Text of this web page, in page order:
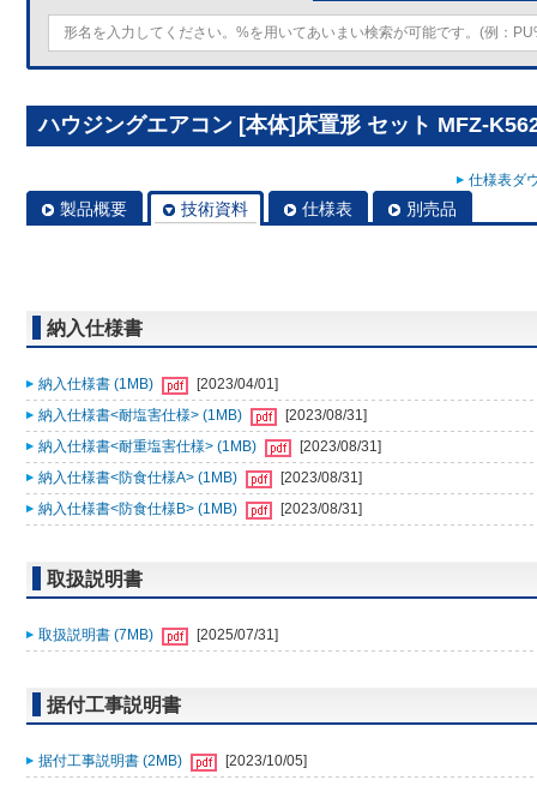
ハウジングエアコン [本体]床置形 セット MFZ-
仕様表ダ
製品概要 技術資料 仕様表 別売品
納入仕様書
納入仕様書 (1MB)
[2023/04/01]
納入仕様書<耐塩害仕様> (1MB)
[2023/08/31]
納入仕様書<耐重塩害仕様> (1MB)
[2023/08/31]
納入仕様書<防食仕様A> (1MB)
[2023/08/31]
納入仕様書<防食仕様B> (1MB)
[2023/08/31]
取扱説明書
取扱説明書 (7MB) [2025/07/31]
据付工事説明書
据付工事説明書 (2MB) [2023/10/05]